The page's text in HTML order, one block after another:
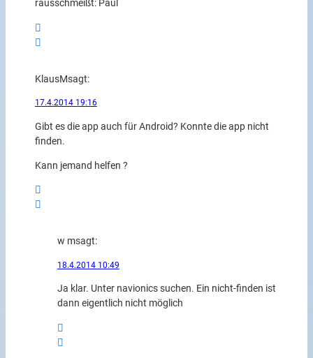
rausschmeißt: Paul
KlausMsagt:
17.4.2014 19:16
Gibt es die app auch für Android? Konnte die app nicht
finden.
Kann jemand helfen ?
w msagt:
18.4.2014 10:49
Ja klar. Unter navionics suchen. Ein nicht-finden ist
dann eigentlich nicht möglich